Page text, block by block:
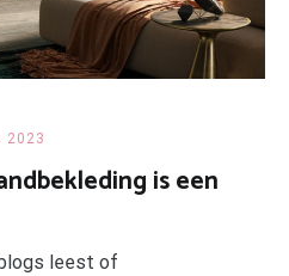
2023
is een
leest of